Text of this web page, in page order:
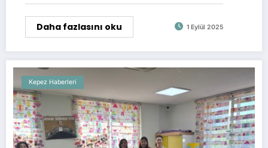
Daha fazlasını oku 1 Eylül 2025
Kepez Haberleri